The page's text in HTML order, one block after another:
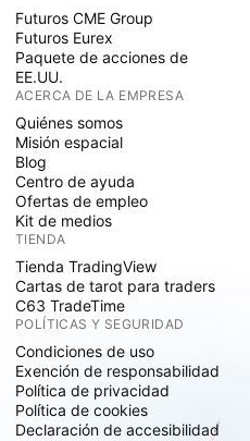
Futuros CME Group
Futuros Eurex
Paquete de acciones de
EE.UU.
ACERCA DE LA EMPRESA
Quiénes somos
Misión espacial
Blog
Centro de ayuda
Ofertas de empleo
Kit de medios
TIENDA
Tienda TradingView
Cartas de tarot para traders
C63 TradeTime
POLÍTICAS Y SEGURIDAD
Condiciones de uso
Exención de responsabilidad
Política de privacidad
Política de cookies
Declaración de accesibilidad